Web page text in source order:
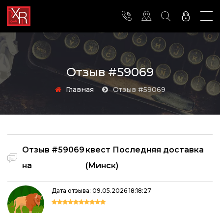
Отзыв #59069
Главная Отзыв #59069
Отзыв #59069
на
квест Последняя доставка
(Минск)
Дата отзыва: 09.05.2026 18:18:27